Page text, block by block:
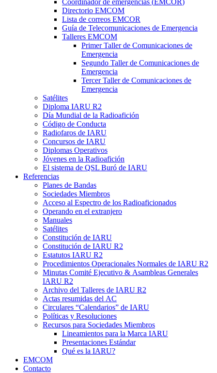
Coordinador de emergencias (EMCOR)
Directorio EMCOM
Lista de correos EMCOR
Guía de Telecomunicaciones de Emergencia
Talleres EMCOM
Primer Taller de Comunicaciones de
Emergencia
Segundo Taller de Comunicaciones de
Emergencia
Tercer Taller de Comunicaciones de
Emergencia
Satélites
Diploma IARU R2
Día Mundial de la Radioafición
Código de Conducta
Radiofaros de IARU
Concursos de IARU
Diplomas Operativos
Jóvenes en la Radioafición
El sistema de QSL Buró de IARU
Referencias
Planes de Bandas
Sociedades Miembros
Acceso al Espectro de los Radioaficionados
Operando en el extranjero
Manuales
Satélites
Constitución de IARU
Constitución de IARU R2
Estatutos IARU R2
Procedimientos Operacionales Normales de IARU R2
Minutas Comité Ejecutivo & Asambleas Generales
IARU R2
Archivo del Talleres de IARU R2
Actas resumidas del AC
Circulares “Calendarios” de IARU
Políticas y Resoluciones
Recursos para Sociedades Miembros
Lineamientos para la Marca IARU
Presentaciones Estándar
Qué es la IARU?
EMCOM
Contacto